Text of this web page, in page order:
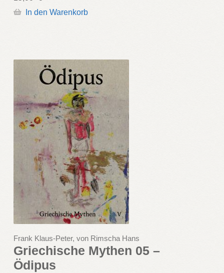
In den Warenkorb
Frank Klaus-Peter, von Rimscha Hans
Griechische Mythen 05 –
Ödipus